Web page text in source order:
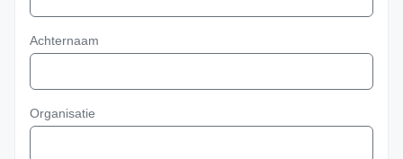
Achternaam
Organisatie